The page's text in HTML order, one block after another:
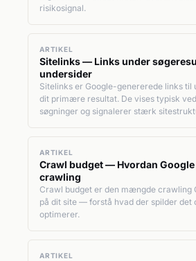
risikosignal.
ARTIKEL
Sitelinks — Links under
undersider
Sitelinks er Google-genererede links til
dit primære resultat. De vises typisk
søgninger og signalerer stærk
ARTIKEL
Crawl budget — Hvordan
crawling
Crawl budget er den mængde crawling
på dit site — forstå hvad der spilder det
optimerer.
ARTIKEL